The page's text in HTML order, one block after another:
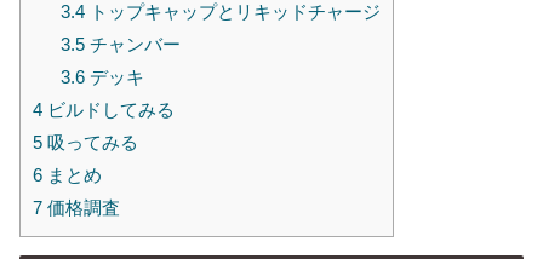
3.4トップキャップとリキッドチャージ
3.5チャンバー
3.6デッキ
4 ビルドしてみる
5 吸ってみる
6 まとめ
7 価格調査